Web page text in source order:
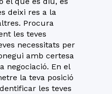
deixi res a la
Procura
les teves
necessitats per
amb certesa
negociació. En el
la teva posició
les teves